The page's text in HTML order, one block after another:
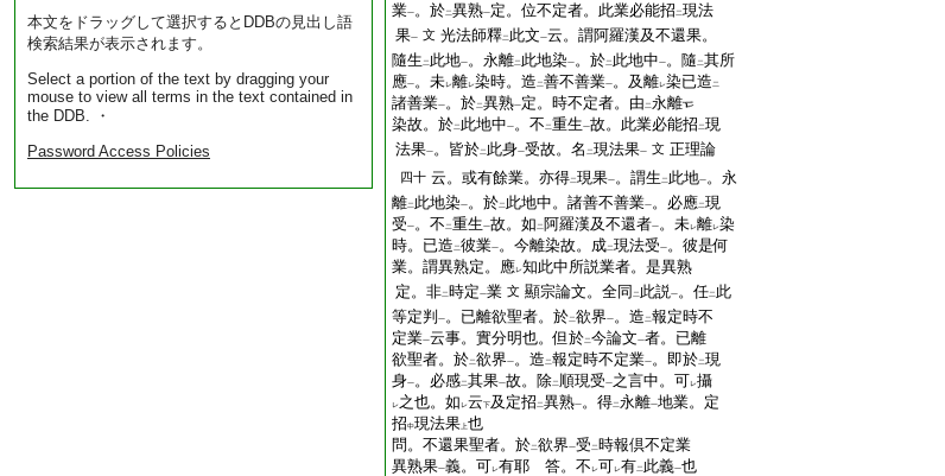
本文をドラッグして選択するとDDBの見出し語
検索結果が表示されます。
Select a portion of the text by dragging your
mouse to view all terms in the text contained in
the DDB. ・
Password Access Policies
業一。於二異熟一定。位不定者。此業必能招 二現法
果一 文 光法師釋二 此文一云。謂阿羅漢及不還果。
隨生 二 此地一。永離二 此地染一。於二 此地中一。隨 二其所
應一。未レ離レ染時。造 二善不善業一。及離レ染已造 二
諸善業一。於二異熟一定。時不定者。由 二永離
染故。於二 此地中一。不 二重生一故。此業必能招 二現
法果一。皆於二 此身一受故。名 二現法果一 文 正理論
四十 云。或有餘業。亦得二現果一。謂生 二 此地一。永
離二 此地染一。於二 此地中。諸善不善業一。必應二現
受一。不 二重生一故。如 二 阿羅漢及不還者一。未レ離レ染
時。已造 二彼業一。今離染故。成二現法受一。彼是何
業。謂異熟定。應レ知此中所説業者。是異熟
定。非二時定一業 文 顯宗論文。全同 二 此説一。任二 此
等定判 一。已離欲聖者。於二欲界一。造 二報定時不
定業一云事。實分明也。但於二今論文一者。已離
欲聖者。於二欲界一。造 二報定時不定業一。即於二現
身一。必感二其果一故。除二 順現受一之言中。可レ攝
レ之也。如 レ云下及定招 二異熟一。得二永離一地業。定
招中現法果 上也
問。不還果聖者。於二欲界一受 二時報倶不定業
異熟果一義。可レ有耶 答。不 レ可レ有二 此義一也